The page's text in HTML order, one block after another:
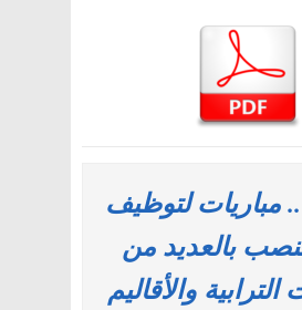
مباريات لتوظيف
منصب بالعديد من
والأقاليم